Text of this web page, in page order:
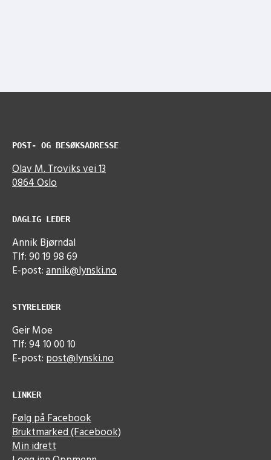
POST- OG BESØKSADRESSE
Olav M. Troviks vei 13
0864 Oslo
DAGLIG LEDER
Annik Bjørndal
Tlf: 90 19 98 69
E-post:annik@lynski.no
STYRELEDER
Geir Moe
Tlf: 94 10 00 10
E-post: post@lynski.no
LINKER
Følg på Facebook
Bruktmarked (Facebook)
Min idrett